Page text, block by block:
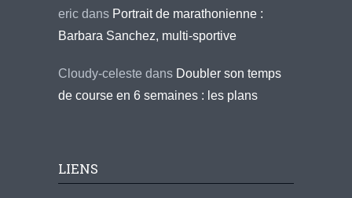
eric dans Portrait de marathonienne :
Barbara Sanchez, multi-sportive
Cloudy-celeste dans Doubler son temps
de course en 6 semaines : les plans
LIENS